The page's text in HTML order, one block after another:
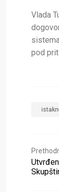
Vlada
pod